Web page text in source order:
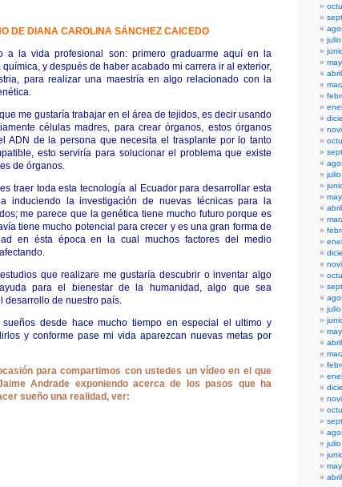
DE DIANA CAROLINA SÁNCHEZ CAICEDO
a la vida profesional son: primero graduarme aquí en la
química, y después de haber acabado mi carrera ir al exterior,
para realizar una maestría en algo relacionado con la
me gustaría trabajar en el área de tejidos, es decir usando
células madres, para crear órganos, estos órganos
ADN de la persona que necesita el trasplante por lo tanto
esto serviría para solucionar el problema que existe
de órganos.
traer toda esta tecnología al Ecuador para desarrollar esta
induciendo la investigación de nuevas técnicas para la
me parece que la genética tiene mucho futuro porque es
tiene mucho potencial para crecer y es una gran forma de
en ésta época en la cual muchos factores del medio
que realizare me gustaría descubrir o inventar algo
para el bienestar de la humanidad, algo que sea
desarrollo de nuestro país.
sueños desde hace mucho tiempo en especial el ultimo y
y conforme pase mi vida aparezcan nuevas metas por
para compartimos con ustedes un vídeo en el que
Andrade exponiendo acerca de los pasos que ha
sueño una realidad, ver: